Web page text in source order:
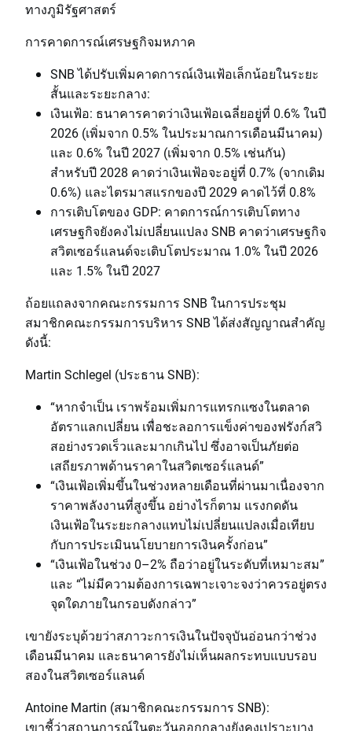
ทางภูมิรัฐศาสตร์
การคาดการณ์เศรษฐกิจมหภาค
SNB ได้ปรับเพิ่มคาดการณ์เงินเฟ้อเล็กน้อยในระยะ
สั้นและระยะกลาง:
เงินเฟ้อ: ธนาคารคาดว่าเงินเฟ้อเฉลี่ยอยู่ที่ 0.6% ในปี
2026 (เพิ่มจาก 0.5% ในประมาณการเดือนมีนาคม)
และ 0.6% ในปี 2027 (เพิ่มจาก 0.5% เช่นกัน)
สำหรับปี 2028 คาดว่าเงินเฟ้อจะอยู่ที่ 0.7% (จากเดิม
0.6%) และไตรมาสแรกของปี 2029 คาดไว้ที่ 0.8%
การเติบโตของ GDP: คาดการณ์การเติบโตทาง
เศรษฐกิจยังคงไม่เปลี่ยนแปลง SNB คาดว่าเศรษฐกิจ
สวิตเซอร์แลนด์จะเติบโตประมาณ 1.0% ในปี 2026
และ 1.5% ในปี 2027
ถ้อยแถลงจากคณะกรรมการ SNB ในการประชุม
สมาชิกคณะกรรมการบริหาร SNB ได้ส่งสัญญาณสำคัญ
ดังนี้:
Martin Schlegel (ประธาน SNB):
“หากจำเป็น เราพร้อมเพิ่มการแทรกแซงในตลาด
อัตราแลกเปลี่ยน เพื่อชะลอการแข็งค่าของฟรังก์สวิ
สอย่างรวดเร็วและมากเกินไป ซึ่งอาจเป็นภัยต่อ
เสถียรภาพด้านราคาในสวิตเซอร์แลนด์”
“เงินเฟ้อเพิ่มขึ้นในช่วงหลายเดือนที่ผ่านมาเนื่องจาก
ราคาพลังงานที่สูงขึ้น อย่างไรก็ตาม แรงกดดัน
เงินเฟ้อในระยะกลางแทบไม่เปลี่ยนแปลงเมื่อเทียบ
กับการประเมินนโยบายการเงินครั้งก่อน”
“เงินเฟ้อในช่วง 0–2% ถือว่าอยู่ในระดับที่เหมาะสม”
และ “ไม่มีความต้องการเฉพาะเจาะจงว่าควรอยู่ตรง
จุดใดภายในกรอบดังกล่าว”
เขายังระบุด้วยว่าสภาวะการเงินในปัจจุบันอ่อนกว่าช่วง
เดือนมีนาคม และธนาคารยังไม่เห็นผลกระทบแบบรอบ
สองในสวิตเซอร์แลนด์
Antoine Martin (สมาชิกคณะกรรมการ SNB):
เขาชี้ว่าสถานการณ์ในตะวันออกกลางยังคงเปราะบาง